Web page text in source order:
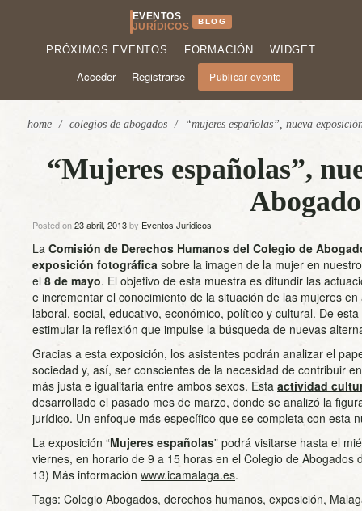
EVENTOS
JURÍDICOS
BLOG
PRÓXIMOS EVENTOS FORMACIÓN WIDGET
Acceder Registrarse Publicar evento
home / colegios de abogados / “mujeres españolas”, nueva
“Mujeres españolas”,
Posted on23 abril, 2013by Eventos Juridicos
La Comisión de Derechos Humanos del Colegio de
exposición fotográfica sobre la imagen de la mujer en
el 8 de mayo. El objetivo de esta muestra es difundir las
e incrementar el conocimiento de la situación de las mujeres
laboral, social, educativo, económico, político y cultural. De
estimular la reflexión que impulse la búsqueda de nuevas
Gracias a esta exposición, los asistentes podrán analizar el
sociedad y, así, ser conscientes de la necesidad de contribuir
más justa e igualitaria entre ambos sexos. Esta actividad
desarrollado el pasado mes de marzo, donde se analizó la
jurídico. Un enfoque más específico que se completa con esta
La exposición “Mujeres españolas” podrá visitarse hasta el
viernes, en horario de 9 a 15 horas en el Colegio de Abogados
13) Más información www.icamalaga.es.
Tags: Colegio Abogados, derechos humanos, exposición,